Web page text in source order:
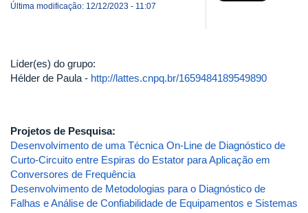
Última modificação: 12/12/2023 - 11:07
Líder(es) do grupo:
Hélder de Paula - http://lattes.cnpq.br/1659484189549890
Projetos de Pesquisa:
Desenvolvimento de uma Técnica On-Line de Diagnóstico de
Curto-Circuito entre Espiras do Estator para Aplicação em
Conversores de Frequência
Desenvolvimento de Metodologias para o Diagnóstico de
Falhas e Análise de Confiabilidade de Equipamentos e Sistemas